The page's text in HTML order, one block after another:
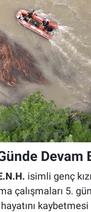
Devam
isimli genç
çalışmaları 5.
kaybetmesi